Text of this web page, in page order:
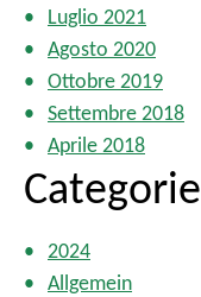
Luglio 2021
Agosto 2020
Ottobre 2019
Settembre 2018
Aprile 2018
Categorie
2024
Allgemein